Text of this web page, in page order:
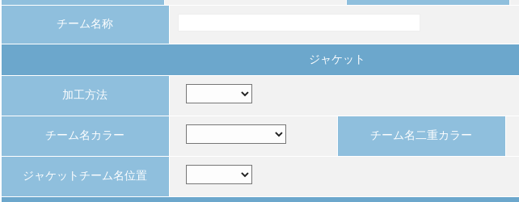
チーム名称
ジャケット
加工方法
チーム名カラー チーム名二重カラー
ジャケットチーム名位置